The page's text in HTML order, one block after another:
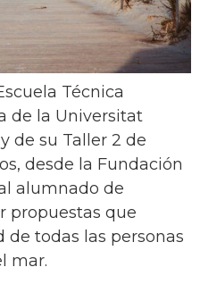
Técnica
de la Universitat
de su Taller 2 de
desde la Fundación
alumnado de
propuestas que
todas las personas
mar.